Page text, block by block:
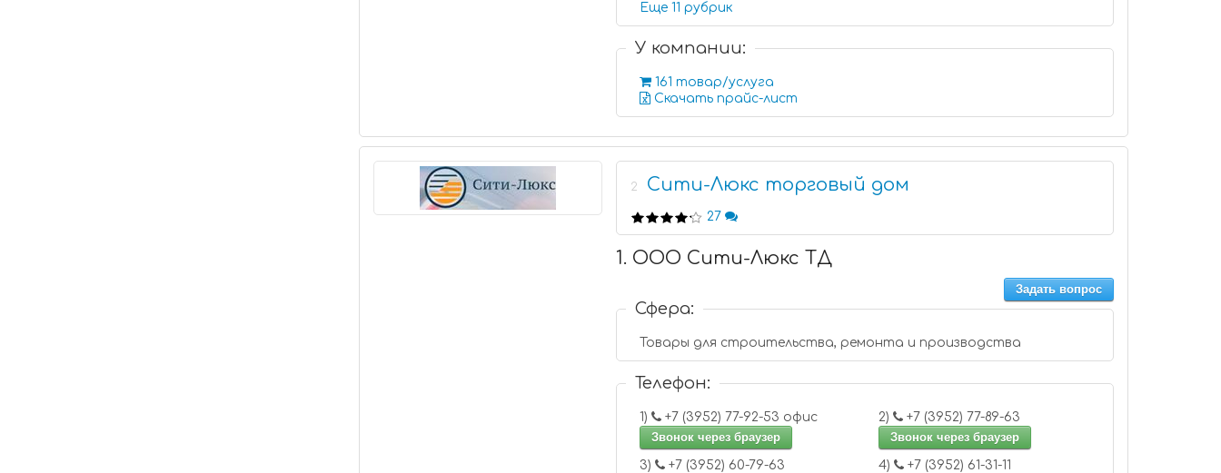
Еще 11 рубрик
У компании:
161 товар/услуга
Скачать прайс-лист
2 Сити-Люкс торговый дом
27
1. ООО Сити-Люкс ТД
Задать вопрос
Сфера:
Товары для строительства, ремонта и производства
Телефон:
1)
+7 (3952) 77-92-53 офис
Звонок через браузер
2)
+7 (3952) 77-89-63
Звонок через браузер
3)
+7 (3952) 60-79-63
4)
+7 (3952) 61-31-11